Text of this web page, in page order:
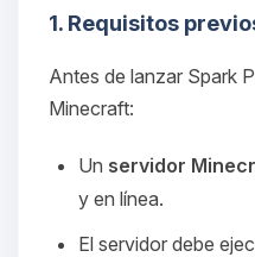
1. Requisitos
Antes de lanzar Spark
Minecraft:
Un servidor
y en línea.
El servidor debe